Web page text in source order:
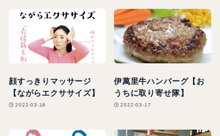
顔すっきりマッサージ
【ながらエクササイズ】
2022-03-18
伊萬里牛ハンバーグ【お
うちに取り寄せ隊】
2022-03-17